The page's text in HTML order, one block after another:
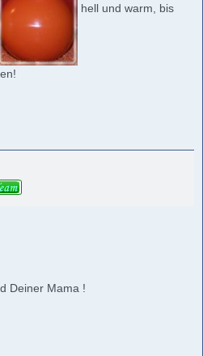
hell und warm, bis
Deiner Mama !